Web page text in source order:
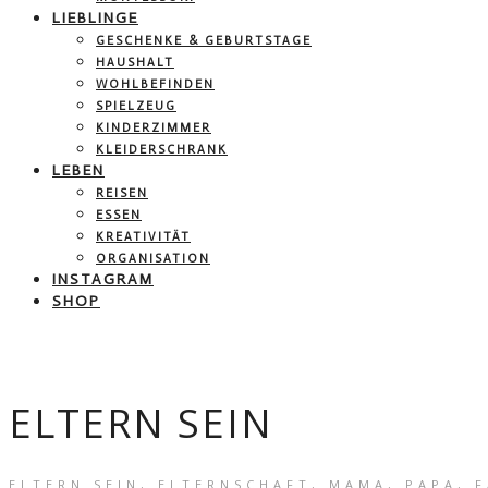
LIEBLINGE
GESCHENKE & GEBURTSTAGE
HAUSHALT
WOHLBEFINDEN
SPIELZEUG
KINDERZIMMER
KLEIDERSCHRANK
LEBEN
REISEN
ESSEN
KREATIVITÄT
ORGANISATION
INSTAGRAM
SHOP
ELTERN SEIN
ELTERN SEIN, ELTERNSCHAFT, MAMA, PAPA,